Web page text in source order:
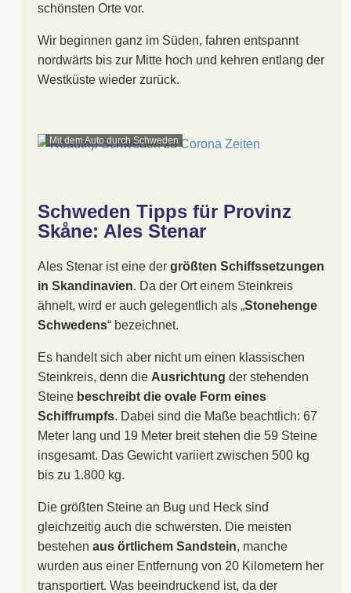
schönsten Orte vor.
Wir beginnen ganz im Süden, fahren entspannt
nordwärts bis zur Mitte hoch und kehren entlang der
Westküste wieder zurück.
Mit dem Auto durch Schweden
Schweden Tipps für Provinz
Skåne: Ales Stenar
Ales Stenar ist eine der größten Schiffssetzungen
in Skandinavien. Da der Ort einem Steinkreis
ähnelt, wird er auch gelegentlich als „Stonehenge
Schwedens“ bezeichnet.
Es handelt sich aber nicht um einen klassischen
Steinkreis, denn die Ausrichtung der stehenden
Steine beschreibt die ovale Form eines
Schiffrumpfs. Dabei sind die Maße beachtlich: 67
Meter lang und 19 Meter breit stehen die 59 Steine
insgesamt. Das Gewicht variiert zwischen 500 kg
bis zu 1.800 kg.
Die größten Steine an Bug und Heck sind
gleichzeitig auch die schwersten. Die meisten
bestehen aus örtlichem Sandstein, manche
wurden aus einer Entfernung von 20 Kilometern her
transportiert. Was beeindruckend ist, da der